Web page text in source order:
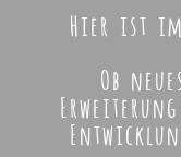
Hier ist
Ob